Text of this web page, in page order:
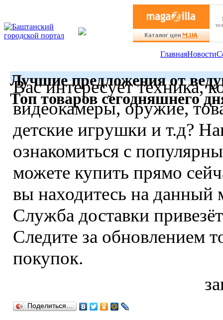
ГлавнаяНовости
Лучшие предложения от
Топ товаров сегодняшнего
Вас интересует техника,
видеокамеры, оружие,
детские игрушки и т.д?
ознакомиться с
можете купить прямо
вы находитесь на
Служба доставки
Следите за обновлением
покупок.
Поделиться…